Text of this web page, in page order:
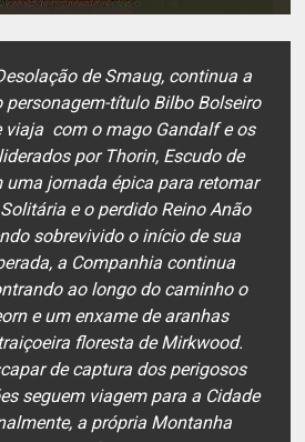
de Smaug, continua a
título Bilbo Bolseiro
viaja com o mago Gandalf e os
por Thorin, Escudo de
uma jornada épica para retomar
e o perdido Reino Anão
sobrevivido o início de sua
a Companhia continua
ao longo do caminho o
e um enxame de aranhas
floresta de Mirkwood.
de captura dos perigosos
seguem viagem para a Cidade
a própria Montanha